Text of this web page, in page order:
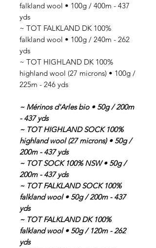
falkland wool • 100g / 400m - 437
yds
~ TOT FALKLAND DK 100%
falkland wool • 100g / 240m - 262
yds
~ TOT HIGHLAND DK 100%
highland wool (27 microns) • 100g /
225m - 246 yds
~ Mérinos d'Arles bio • 50g / 200m
- 437 yds
~ TOT HIGHLAND SOCK 100%
highland wool (27 microns) • 50g /
200m - 437 yds
~ TOT SOCK 100% NSW • 50g /
200m - 437 yds
~ TOT FALKLAND SOCK 100%
falkland wool • 50g / 200m - 437
yds
~ TOT FALKLAND DK 100%
falkland wool • 50g / 120m - 262
yds